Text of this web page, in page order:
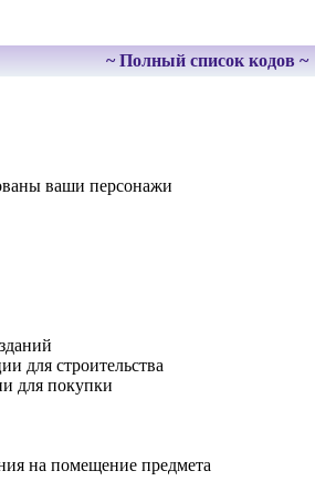
~ Полный список кодов ~
ваши персонажи
для строительства
для покупки
на помещение предмета